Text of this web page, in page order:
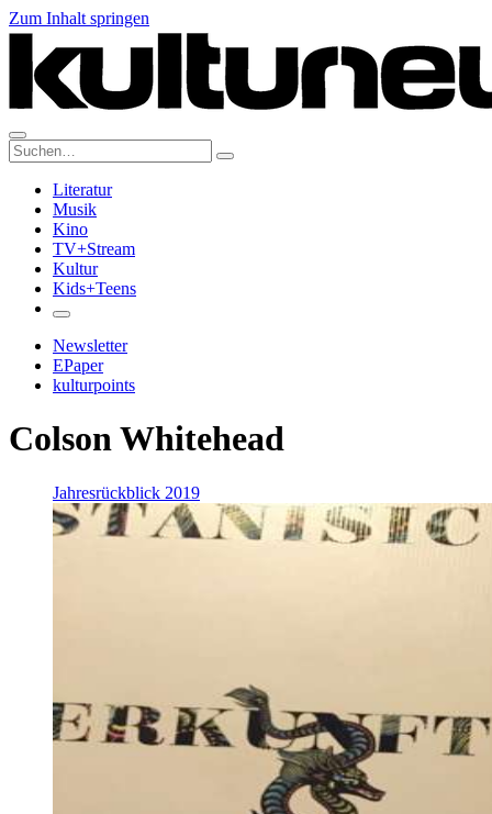
Zum Inhalt springen
Suche:
Literatur
Musik
Kino
TV+Stream
Kultur
Kids+Teens
Newsletter
EPaper
kulturpoints
Colson Whitehead
Jahresrückblick 2019